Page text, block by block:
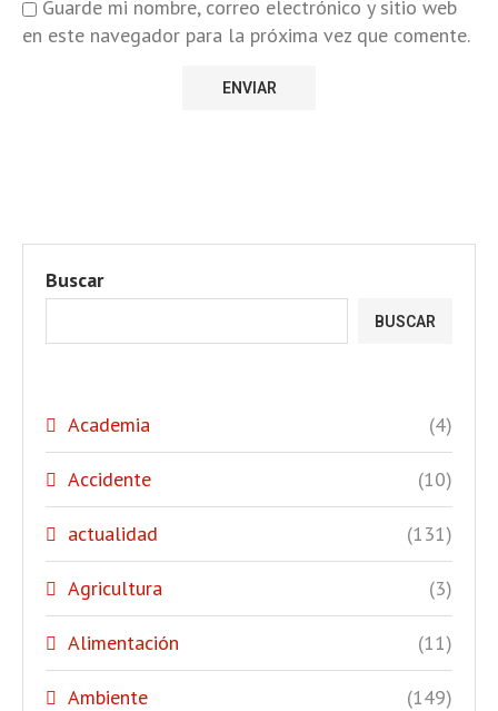
Guarde mi nombre, correo electrónico y sitio web
en este navegador para la próxima vez que comente.
Buscar
BUSCAR
Academia (4)
Accidente (10)
actualidad (131)
Agricultura (3)
Alimentación (11)
Ambiente (149)